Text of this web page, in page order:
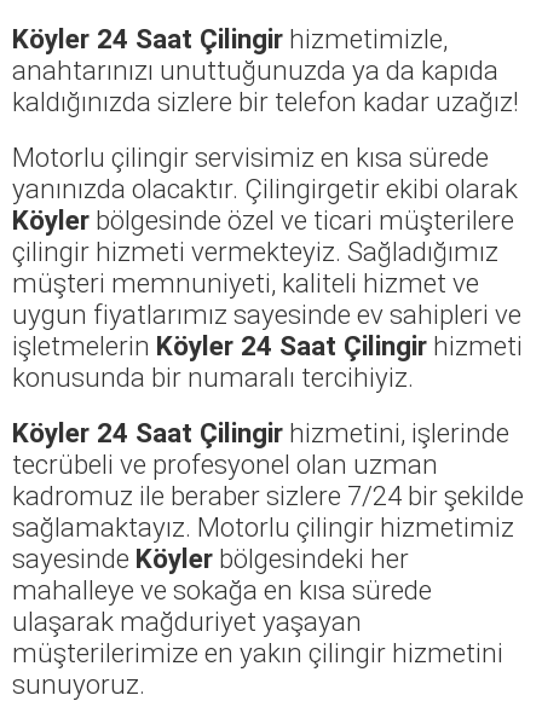
Köyler 24 Saat Çilingir hizmetimizle,
anahtarınızı unuttuğunuzda ya da kapıda
kaldığınızda sizlere bir telefon kadar uzağız!
Motorlu çilingir servisimiz en kısa sürede
yanınızda olacaktır. Çilingirgetir ekibi olarak
Köyler bölgesinde özel ve ticari müşterilere
çilingir hizmeti vermekteyiz. Sağladığımız
müşteri memnuniyeti, kaliteli hizmet ve
uygun fiyatlarımız sayesinde ev sahipleri ve
işletmelerin Köyler 24 Saat Çilingir hizmeti
konusunda bir numaralı tercihiyiz.
Köyler 24 Saat Çilingir hizmetini, işlerinde
tecrübeli ve profesyonel olan uzman
kadromuz ile beraber sizlere 7/24 bir şekilde
sağlamaktayız. Motorlu çilingir hizmetimiz
sayesinde Köyler bölgesindeki her
mahalleye ve sokağa en kısa sürede
ulaşarak mağduriyet yaşayan
müşterilerimize en yakın çilingir hizmetini
sunuyoruz.